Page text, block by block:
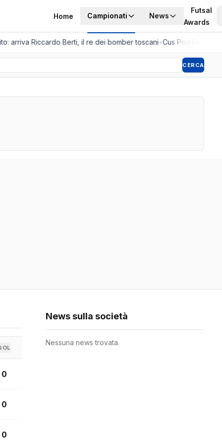
Home Campionati News
Futsal
Awards
arriva Riccardo Berti, il re dei bomber toscani•Cus Pisa
CERCA
0
0
0
News sulla società
Nessuna news trovata.